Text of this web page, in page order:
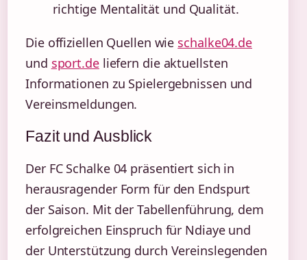
richtige Mentalität und Qualität.
Die offiziellen Quellen wie schalke04.de
und sport.deliefern die aktuellsten
Informationen zu Spielergebnissen und
Vereinsmeldungen.
Fazit und Ausblick
Der FC Schalke 04 präsentiert sich in
herausragender Form für den Endspurt
der Saison. Mit der Tabellenführung, dem
erfolgreichen Einspruch für Ndiaye und
der Unterstützung durch Vereinslegenden